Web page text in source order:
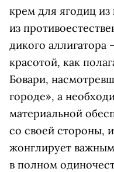
крем для ягодиц
из
дикого аллигатора
красотой, как
Бовари,
городе», а
материальной
со своей стороны,
жонглирует
в полном